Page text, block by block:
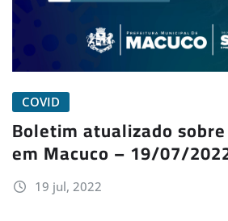
COVID
Boletim atualizado sobre
em Macuco – 19/07/
19 jul, 2022